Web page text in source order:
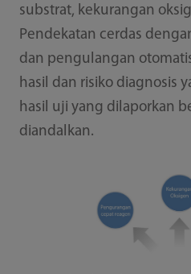
substrat, kekurangan
Pendekatan cerdas
dan pengulangan
hasil dan risiko diagnosis
hasil uji yang dilaporkan
diandalkan.